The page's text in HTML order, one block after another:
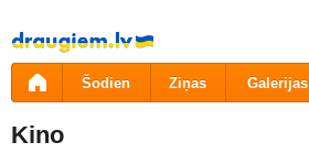
Pāriet
uz
saturu
Šodien Ziņas Galerijas
Kino